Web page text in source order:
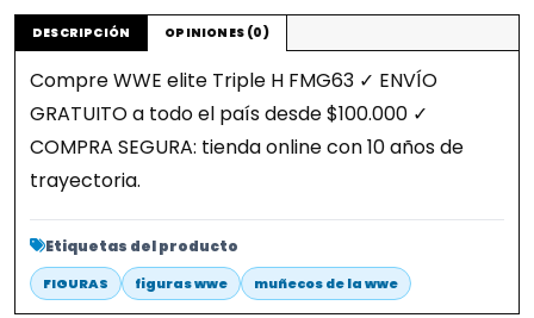
DESCRIPCIÓN OPINIONES (0)
Compre WWE elite Triple H FMG63 ✓ ENVÍO
GRATUITO a todo el país desde $100.000 ✓
COMPRA SEGURA: tienda online con 10 años de
trayectoria.
Etiquetas del producto
FIGURAS figuras wwe muñecos de la wwe